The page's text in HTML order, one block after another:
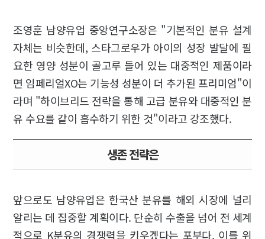
조영훈 남양유업 중앙연구소장은 "기본적인 분유 설계
자체는 비슷한데, 스타그로우가 아이의 성장 발달에 필
요한 영양 성분이 골고루 들어 있는 대중적인 제품이라
면 임페리얼XO는 기능성 성분이 더 추가된 프리미엄"이
라며 "하이브리드 전략을 통해 고급 분유와 대중적인 분
유 수요를 같이 흡수하기 위한 것"이라고 강조했다.
생존 전략은
앞으로도 남양유업은 한국산 분유를 해외 시장에 널리
알리는 데 집중할 계획이다. 단순히 수출을 넘어 전 세계
적으로 K분유의 경쟁력을 키우겠다는 포부다. 이를 위